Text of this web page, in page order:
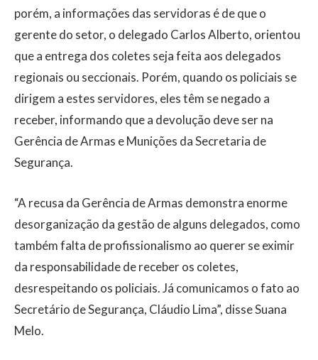
porém, a informações das servidoras é de que o
gerente do setor, o delegado Carlos Alberto, orientou
que a entrega dos coletes seja feita aos delegados
regionais ou seccionais. Porém, quando os policiais se
dirigem a estes servidores, eles têm se negado a
receber, informando que a devolução deve ser na
Gerência de Armas e Munições da Secretaria de
Segurança.
“A recusa da Gerência de Armas demonstra enorme
desorganização da gestão de alguns delegados, como
também falta de profissionalismo ao querer se eximir
da responsabilidade de receber os coletes,
desrespeitando os policiais. Já comunicamos o fato ao
Secretário de Segurança, Cláudio Lima”, disse Suana
Melo.